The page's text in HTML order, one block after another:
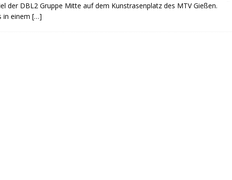
der DBL2 Gruppe Mitte auf dem Kunstrasenplatz des MTV Gießen.
in einem […]